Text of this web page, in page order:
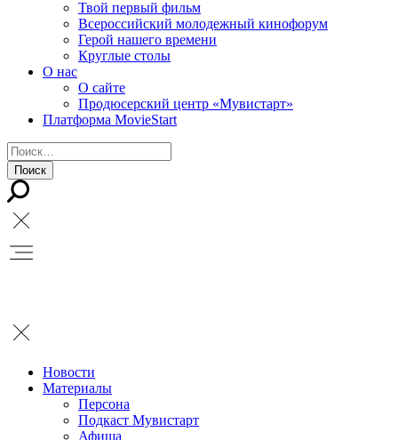
Твой первый фильм
Всероссийский молодежный кинофорум
Герой нашего времени
Круглые столы
О нас
О сайте
Продюсерский центр «Мувистарт»
Платформа MovieStart
Новости
Материалы
Персона
Подкаст Мувистарт
Афиша